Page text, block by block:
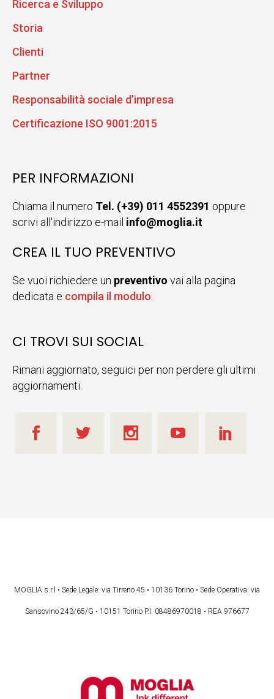
Ricerca e Sviluppo
Storia
Clienti
Partner
Responsabilità sociale d’impresa
Certificazione ISO 9001:2015
PER INFORMAZIONI
Chiama il numero Tel. (+39) 011 4552391 oppure
scrivi all'indirizzo e-mail info@moglia.it
CREA IL TUO PREVENTIVO
Se vuoi richiedere un preventivo vai alla pagina
dedicata e compila il modulo.
CI TROVI SUI SOCIAL
Rimani aggiornato, seguici per non perdere gli ultimi
aggiornamenti.
MOGLIA s.r.l • Sede Legale: via Tirreno 45 • 10136 Torino • Sede Operativa: via
Sansovino 243/65/G • 10151 Torino P.I. 08486970018 • REA 976677